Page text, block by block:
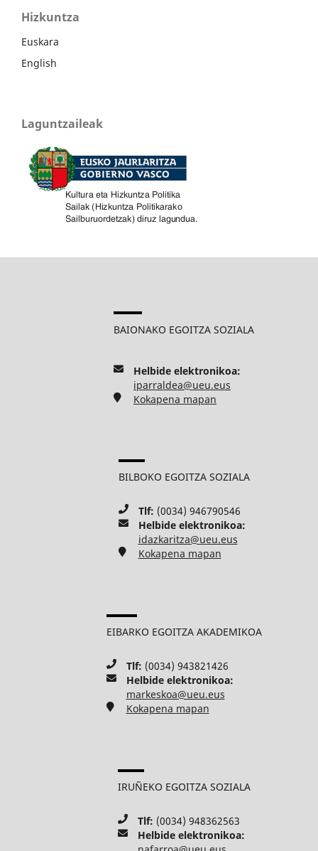
Hizkuntza
Euskara
English
Laguntzaileak
BAIONAKO EGOITZA SOZIALA
Helbide elektronikoa:
iparraldea@ueu.eus
Kokapena mapan
BILBOKO EGOITZA SOZIALA
Tlf: (0034) 946790546
Helbide elektronikoa:
idazkaritza@ueu.eus
Kokapena mapan
EIBARKO EGOITZA AKADEMIKOA
Tlf: (0034) 943821426
Helbide elektronikoa:
markeskoa@ueu.eus
Kokapena mapan
IRUÑEKO EGOITZA SOZIALA
Tlf: (0034) 948362563
Helbide elektronikoa: